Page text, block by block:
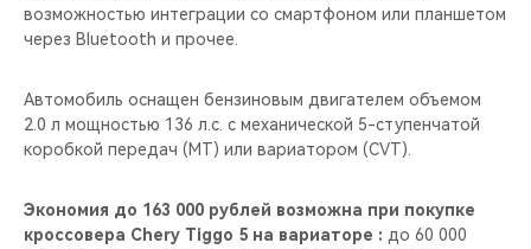
ВИДЕООБЗОРЫ
возможностью интеграции со смартфоном или планшетом
через Bluetooth и прочее.
Автомобиль оснащен бензиновым двигателем объемом
2.0 л мощностью 136 л.с. с механической 5-ступенчатой
коробкой передач (MT) или вариатором (CVT).
Экономия до 163 000 рублей возможна при покупке
кроссовера Chery Tiggo 5 на вариаторе : до 60 000